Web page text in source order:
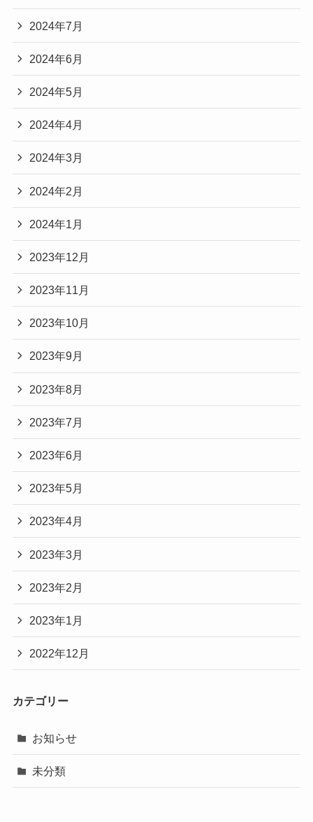
2024年7月
2024年6月
2024年5月
2024年4月
2024年3月
2024年2月
2024年1月
2023年12月
2023年11月
2023年10月
2023年9月
2023年8月
2023年7月
2023年6月
2023年5月
2023年4月
2023年3月
2023年2月
2023年1月
2022年12月
カテゴリー
お知らせ
未分類